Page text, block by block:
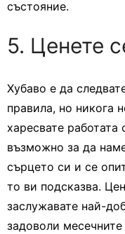
състояние.
5. Ценете
Хубаво е да
правила, но никога
харесвате работата
възможно за да
сърцето си и се
то ви подсказва.
заслужавате най-
задоволи